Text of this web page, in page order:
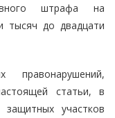
штрафа на
тысяч до двадцати
правонарушений,
статьи, в
участков